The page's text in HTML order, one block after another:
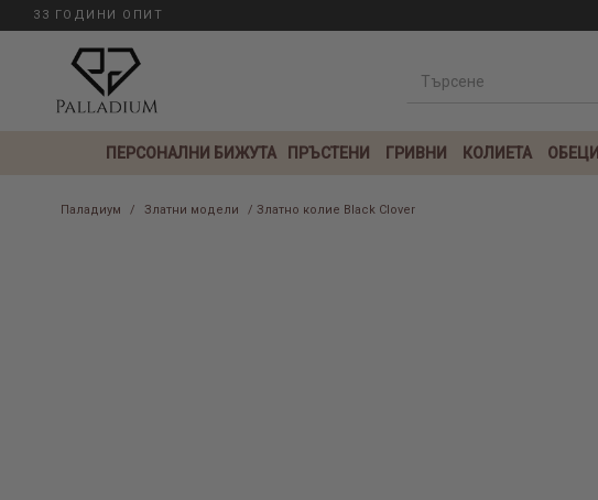
33 ГОДИНИ ОПИТ
ПЕРСОНАЛНИ БИЖУТА ПРЪСТЕНИ ГРИВНИ КОЛИЕТА ОБЕЦИ
Паладиум / Златни модели / Златно колие Black Clover